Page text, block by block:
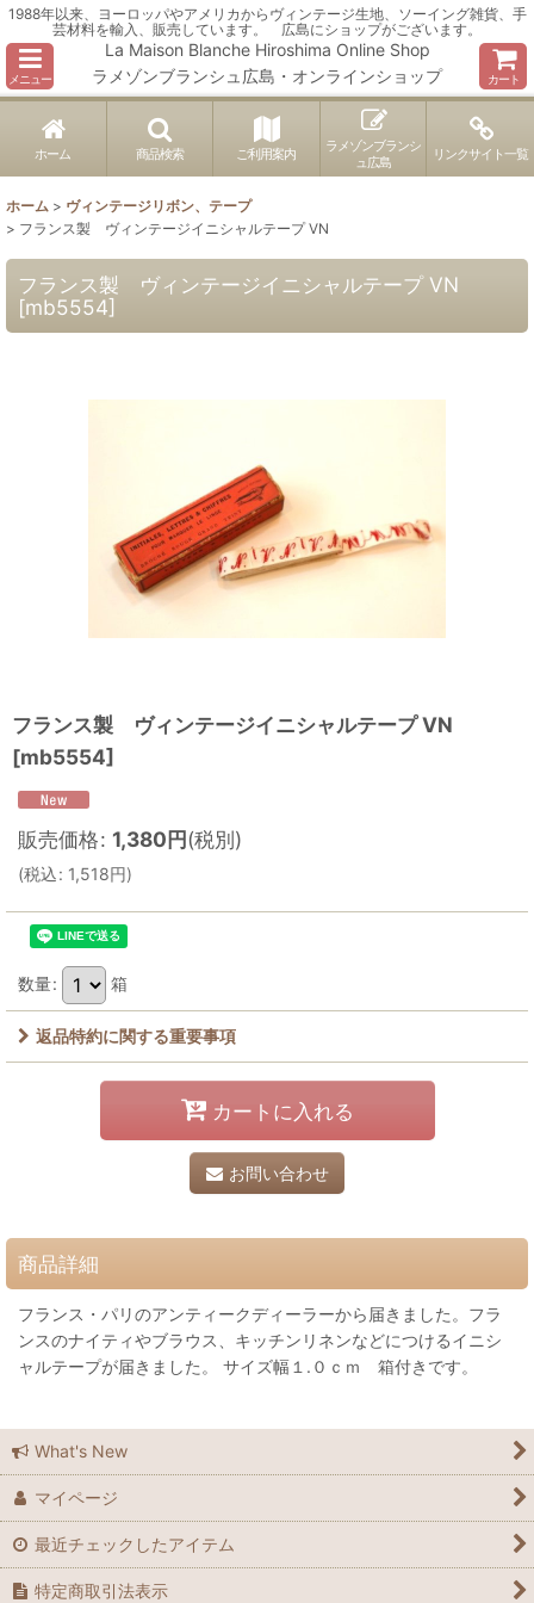
1988年以来、ヨーロッパやアメリカからヴィンテージ生地、ソーイング雑貨、手
芸材料を輸入、販売しています。 広島にショップがございます。
メニュー
La Maison Blanche Hiroshima Online Shop
ラメゾンブランシュ広島・オンラインショップ
カート
ホーム 商品検索 ご利用案内
ラメゾンブランシ
ュ広島
リンクサイト一覧
ホーム > ヴィンテージリボン、テープ
> フランス製 ヴィンテージイニシャルテープ VN
フランス製 ヴィンテージイニシャルテープ VN
[mb5554]
フランス製 ヴィンテージイニシャルテープ VN
[mb5554]
販売価格: 1,380円(税別)
(税込: 1,518円)
数量: 箱
返品特約に関する重要事項
カートに入れる
お問い合わせ
商品詳細
フランス・パリのアンティークディーラーから届きました。フラ
ンスのナイティやブラウス、キッチンリネンなどにつけるイニシ
ャルテープが届きました。 サイズ幅１.０ｃｍ 箱付きです。
What's New
マイページ
最近チェックしたアイテム
特定商取引法表示